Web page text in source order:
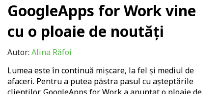
GoogleApps for Work vine
cu o ploaie de noutăți
Autor: Alina Răfoi
Lumea este în continuă mișcare, la fel și mediul de
afaceri. Pentru a putea păstra pasul cu așteptările